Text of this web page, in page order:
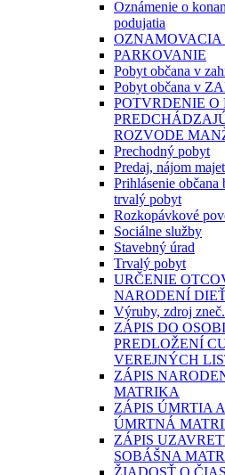
Oznámenie o
podujatia
OZNAMOVACIA
PARKOVANIE
Pobyt občana v
Pobyt občana v
POTVRDENIE O
ROZVODE
Prechodný pobyt
Predaj, nájom
Prihlásenie
trvalý pobyt
Rozkopávkové
Sociálne služby
Stavebný úrad
Trvalý pobyt
URČENIE
NARODENÍ
Výruby, zdroj
ZÁPIS DO
PREDLOŽENÍ
VEREJNÝCH
ZÁPIS
MATRIKA
ZÁPIS ÚMRTIA
ÚMRTNÁ
ZÁPIS
SOBÁŠNA
ŽIADOSŤ O